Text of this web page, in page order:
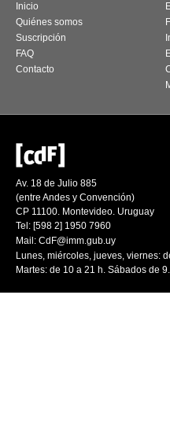
Inicio
Quiénes somos
Suscripción
FAQ
Contacto
Av. 18 de Julio 885
(entre Andes y Convención)
CP 11100. Montevideo. Uruguay
Tel: [598 2] 1950 7960
Mail: CdF@imm.gub.uy
Lunes, miércoles, jueves, viernes:
Martes: de 10 a 21 h. Sábados de